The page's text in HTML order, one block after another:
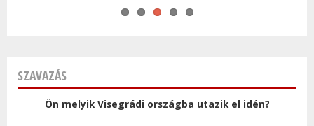
SZAVAZÁS
Ön melyik Visegrádi országba utazik el idén?